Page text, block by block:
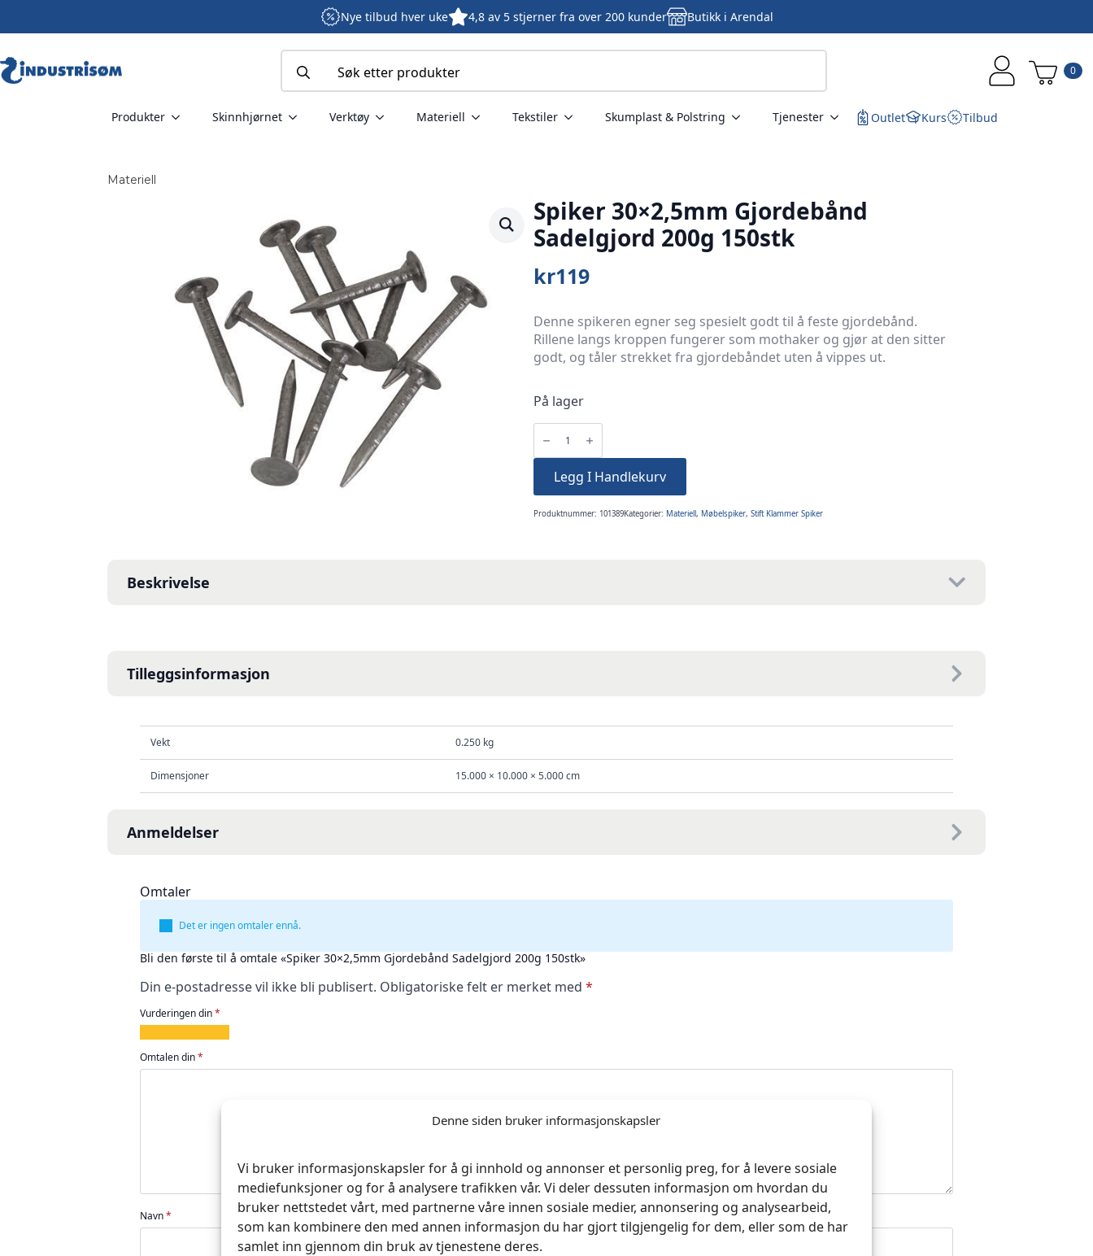
Denne siden bruker informasjonskapsler
Vi bruker informasjonskapsler for å gi innhold og annonser et personlig preg, for å levere sosiale
mediefunksjoner og for å analysere trafikken vår. Vi deler dessuten informasjon om hvordan du
bruker nettstedet vårt, med partnerne våre innen sosiale medier, annonsering og analysearbeid,
som kan kombinere den med annen informasjon du har gjort tilgjengelig for dem, eller som de har
samlet inn gjennom din bruk av tjenestene deres.
Nye tilbud hver uke 4,8 av 5 stjerner fra over 200 kunder Butikk i Arendal
for:
0
Produkter Skinnhjørnet Verktøy Materiell Tekstiler Skumplast & Polstring Tjenester Outlet Kurs Tilbud
Materiell
Spiker 30×2,5mm Gjordebånd
Sadelgjord 200g 150stk
kr119
Denne spikeren egner seg spesielt godt til å feste gjordebånd.
Rillene langs kroppen fungerer som mothaker og gjør at den sitter
godt, og tåler strekket fra gjordebåndet uten å vippes ut.
På lager
Spiker
30x2,5mm
Gjordebånd
Sadelgjord
150stk
antallLegg I Handlekurv
Produktnummer: 101389Kategorier: Materiell, Møbelspiker, Stift Klammer Spiker
Beskrivelse
Tilleggsinformasjon
Vekt 0.250 kg
Dimensjoner 15.000 × 10.000 × 5.000 cm
Anmeldelser
Omtaler
Det er ingen omtaler ennå.
Bli den første til å omtale «Spiker 30×2,5mm Gjordebånd Sadelgjord 200g 150stk»
Din e-postadresse vil ikke bli publisert. Obligatoriske felt er merket med *
Vurderingen din*
av
5
av
5
av
5
av
5 5
Omtalen din*
Navn*